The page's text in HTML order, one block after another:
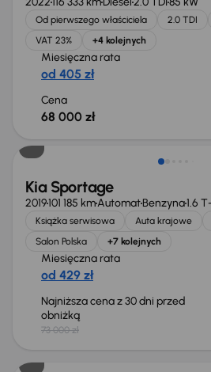
Od pierwszego właściciela 2.0 TDI
VAT 23%
+4 kolejnych
Miesięczna rata
od 405 zł
Cena
68 000 zł
Taniej o 1 000 zł
Kia Sportage
2019101 185 kmAutomatBenzyna1.6
Książka serwisowa Auta krajowe
Salon Polska
+7 kolejnych
Miesięczna rata
od 429 zł
Najniższa cena z 30 dni przed
obniżką
73 000 zł